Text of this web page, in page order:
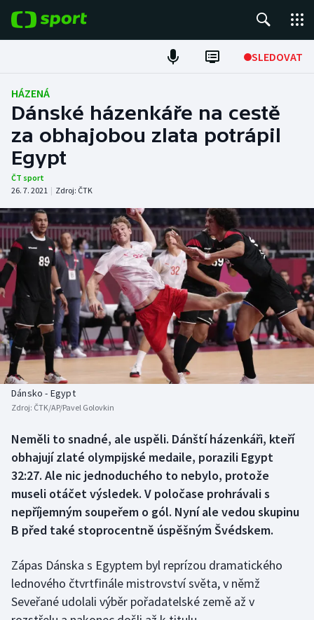
SLEDOVAT
Fotbal
Hokej
Tenis
Atletika
Cyklistika
DALŠÍ SPORTY
Americký fotbal
Baseball a softbal
Basketbal
Biatlon
Box
Curling
Dostihy
Florbal
Futsal
NEPŘEHLÉDNĚTE
Soutěže
Historické návraty
Aplikace ČT sport
HÁZENÁ
Dánské házenkáře na cestě
za obhajobou zlata potrápil
Egypt
ČT sport
26. 7. 2021 | Zdroj: ČTK
Dánsko - Egypt
Zdroj: ČTK/AP/Pavel Golovkin
Neměli to snadné, ale uspěli. Dánští házenkáři, kteří
obhajují zlaté olympijské medaile, porazili Egypt
32:27. Ale nic jednoduchého to nebylo, protože
museli otáčet výsledek. V poločase prohrávali s
nepříjemným soupeřem o gól. Nyní ale vedou skupinu
B před také stoprocentně úspěšným Švédskem.
Zápas Dánska s Egyptem byl reprízou dramatického
lednového čtvrtfinále mistrovství světa, v němž
Seveřané udolali výběr pořadatelské země až v